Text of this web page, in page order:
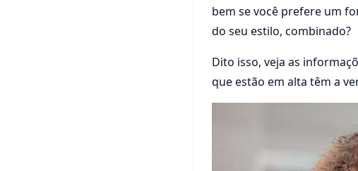
bem se você prefere um
do seu estilo, combinado?
Dito isso, veja as
que estão em alta têm a